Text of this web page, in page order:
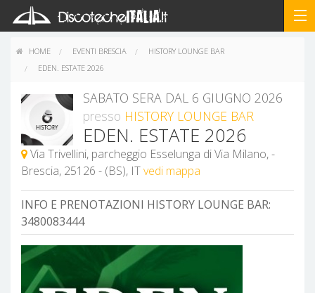
HOME EVENTI BRESCIA
HISTORY LOUNGE BAR
EDEN. ESTATE 2026
SABATO SERA DAL 6 GIUGNO 2026
presso HISTORY LOUNGE BAR
EDEN. ESTATE 2026
Brescia, 25126 - (BS), ITvedi mappa
INFO E PRENOTAZIONI HISTORY LOUNGE BAR:
3480083444